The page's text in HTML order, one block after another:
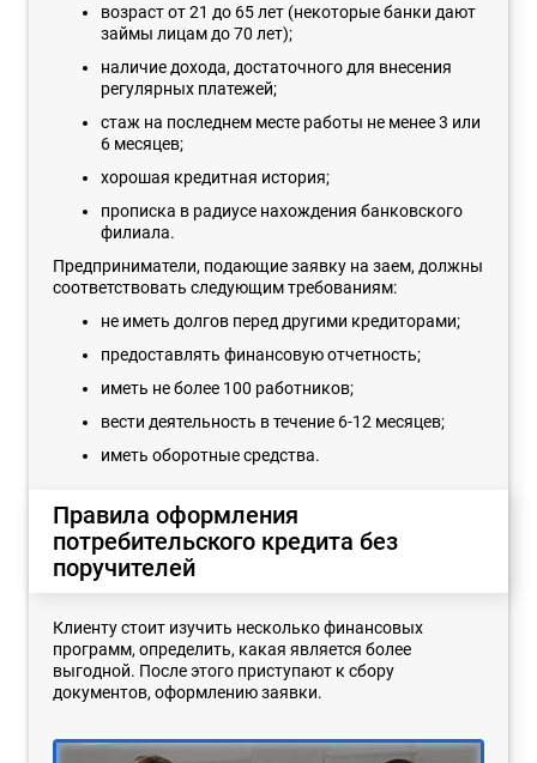
возраст от 21 до 65 лет (некоторые банки дают
займы лицам до 70 лет);
наличие дохода, достаточного для внесения
регулярных платежей;
стаж на последнем месте работы не менее 3 или
6 месяцев;
хорошая кредитная история;
прописка в радиусе нахождения банковского
филиала.
Предприниматели, подающие заявку на заем, должны
соответствовать следующим требованиям:
не иметь долгов перед другими кредиторами;
предоставлять финансовую отчетность;
иметь не более 100 работников;
вести деятельность в течение 6-12 месяцев;
иметь оборотные средства.
Правила оформления
потребительского кредита без
поручителей
Клиенту стоит изучить несколько финансовых
программ, определить, какая является более
выгодной. После этого приступают к сбору
документов, оформлению заявки.